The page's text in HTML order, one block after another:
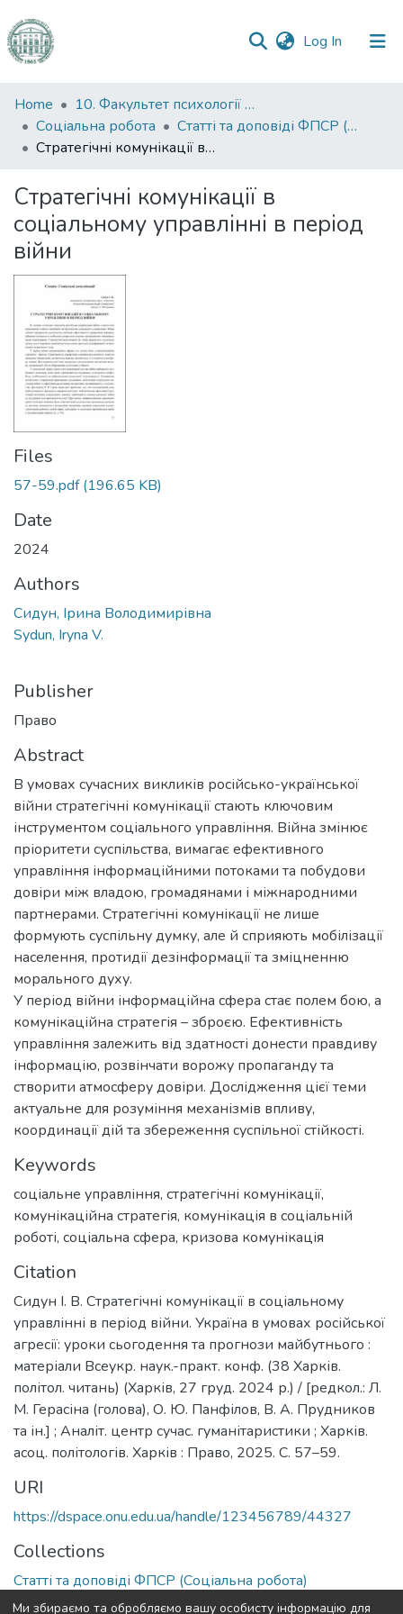
Log In (current)
Communities
&
Collections
Statistics
Home
10. Факультет психології та соціальної роботи
Соціальна робота
Статті та доповіді ФПСР (Соціальна робота)
Стратегічні комунікації в соціальному управлінні в період війни
Стратегічні комунікації в
соціальному управлінні в період
війни
Files
57-59.pdf(196.65 KB)
Date
2024
Authors
Сидун, Ірина Володимирівна
Sydun, Iryna V.
Publisher
Право
Abstract
В умовах сучасних викликів російсько-української
війни стратегічні комунікації стають ключовим
інструментом соціального управління. Війна змінює
пріоритети суспільства, вимагає ефективного
управління інформаційними потоками та побудови
довіри між владою, громадянами і міжнародними
партнерами. Стратегічні комунікації не лише
формують суспільну думку, але й сприяють мобілізації
населення, протидії дезінформації та зміцненню
морального духу.
У період війни інформаційна сфера стає полем бою, а
комунікаційна стратегія – зброєю. Ефективність
управління залежить від здатності донести правдиву
інформацію, розвінчати ворожу пропаганду та
створити атмосферу довіри. Дослідження цієї теми
актуальне для розуміння механізмів впливу,
координації дій та збереження суспільної стійкості.
Keywords
соціальне управління, стратегічні комунікації,
комунікаційна стратегія, комунікація в соціальній
роботі, соціальна сфера, кризова комунікація
Citation
Сидун І. В. Стратегічні комунікації в соціальному
управлінні в період війни. Україна в умовах російської
агресії: уроки сьогодення та прогнози майбутнього :
матеріали Всеукр. наук.-практ. конф. (38 Харків.
політол. читань) (Харків, 27 груд. 2024 р.) / [редкол.: Л.
М. Герасіна (голова), О. Ю. Панфілов, В. А. Прудников
та ін.] ; Аналіт. центр сучас. гуманітаристики ; Харків.
асоц. політологів. Харків : Право, 2025. С. 57–59.
URI
https://dspace.onu.edu.ua/handle/123456789/44327
Collections
Статті та доповіді ФПСР (Соціальна робота)
Ми збираємо та обробляємо вашу особисту інформацію для